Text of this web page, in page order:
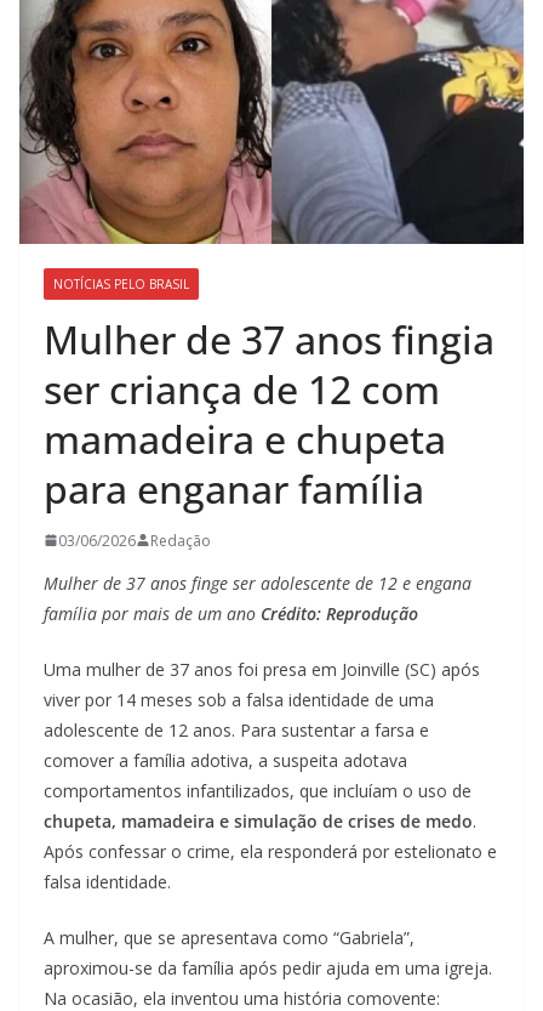
NOTÍCIAS PELO BRASIL
Mulher de 37 anos fingia
ser criança de 12 com
mamadeira e chupeta
para enganar família
03/06/2026 Redação
Mulher de 37 anos finge ser adolescente de 12 e engana
família por mais de um ano Crédito: Reprodução
Uma mulher de 37 anos foi presa em Joinville (SC) após
viver por 14 meses sob a falsa identidade de uma
adolescente de 12 anos. Para sustentar a farsa e
comover a família adotiva, a suspeita adotava
comportamentos infantilizados, que incluíam o uso de
chupeta, mamadeira e simulação de crises de medo.
Após confessar o crime, ela responderá por estelionato e
falsa identidade.
A mulher, que se apresentava como “Gabriela”,
aproximou-se da família após pedir ajuda em uma igreja.
Na ocasião, ela inventou uma história comovente: